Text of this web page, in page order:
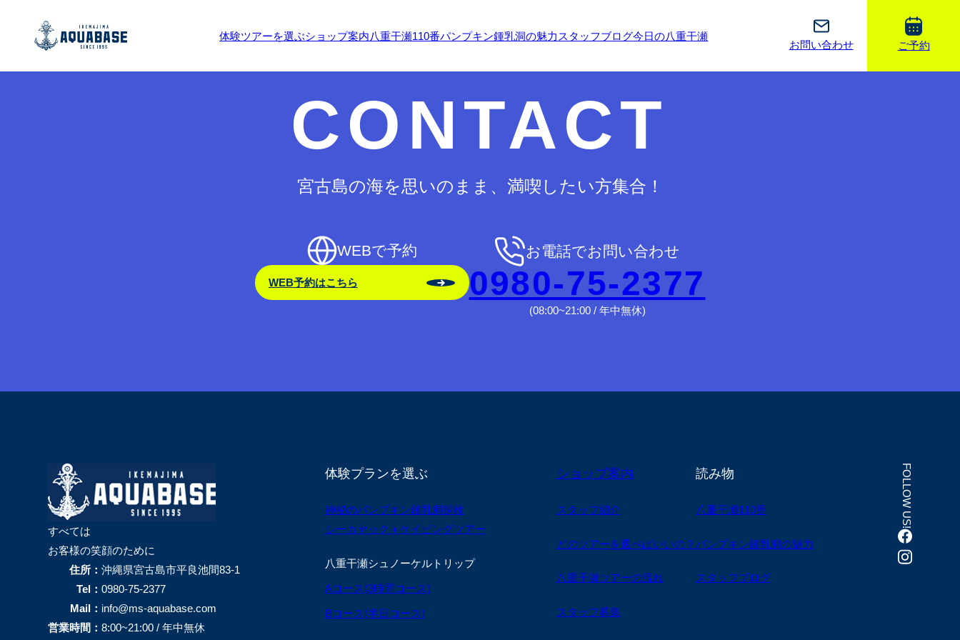
体験ツアーを選ぶショップ案内八重干瀬110番パンプキン鍾乳洞の魅力 スタッフブログ今日の八重干瀬
お問い合わせ ご予約
CONTACT
宮古島の海を思いのまま、満喫したい方集合！
WEBで予約
WEB予約はこちら
お電話でお問い合わせ
0980-75-2377
(08:00~21:00 / 年中無休)
すべては
お客様の笑顔のために
住所：沖縄県宮古島市平良池間83-1
Tel：0980-75-2377
Mail： info@ms-aquabase.com
営業時間：8:00~21:00 / 年中無休
体験プランを選ぶ
神秘のパンプキン鍾乳洞探検
シーカヤック＋ケイビングツアー
八重干瀬シュノーケルトリップ
Aコース(3時間コース)
Bコース(半日コース)
ショップ案内
スタッフ紹介
どのツアーを選べばいいの？
八重干瀬ツアーの流れ
スタッフ募集
読み物
八重干瀬110番
パンプキン鍾乳洞の魅力
スタッフブログ
FOLLOW US!